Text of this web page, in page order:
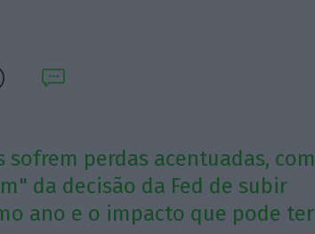
perdas acentuadas, com
da decisão da Fed de subir
ano e o impacto que pode ter